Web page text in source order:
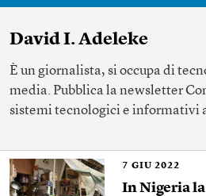
David I. Adeleke
È un giornalista, si occupa di
media. Pubblica la newsletter
sistemi tecnologici e informativi
7 GIU 2022
In Nigeria